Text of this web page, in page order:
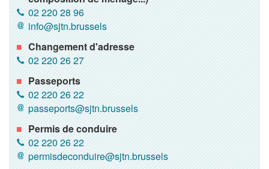
02 220 28 96
info@sjtn.brussels
Changement d'adresse
02 220 26 27
Passeports
02 220 26 22
passeports@sjtn.brussels
Permis de conduire
02 220 26 22
permisdeconduire@sjtn.brussels